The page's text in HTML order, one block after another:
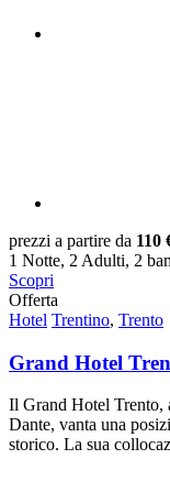
prezzi a partire da 110
1 Notte, 2 Adulti, 2
Scopri
Offerta
Hotel Trentino, Trento
Grand Hotel
Il Grand Hotel Trento,
Dante, vanta una
storico. La sua